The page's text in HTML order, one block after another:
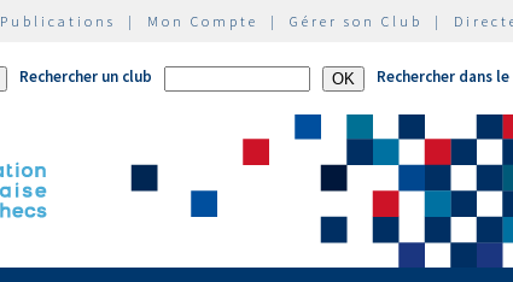
Publications | Mon Compte | Gérer son Club |
Rechercher un club Rechercher dans